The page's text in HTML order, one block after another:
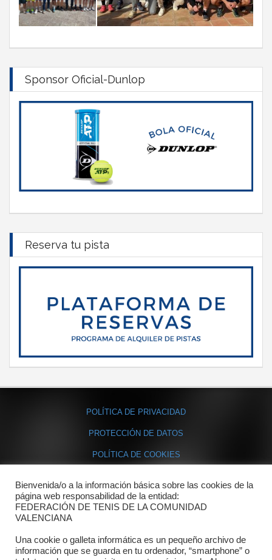
Sponsor Oficial-Dunlop
Reserva tu pista
POLÍTICA DE PRIVACIDAD
PROTECCIÓN DE DATOS
POLÍTICA DE COOKIES
Contacto
Dónde estamos
Directorio departamentos
Bienvenida/o a la información básica sobre las cookies de la
página web responsabilidad de la entidad:
FEDERACIÓN DE TENIS DE LA COMUNIDAD
VALENCIANA
Una cookie o galleta informática es un pequeño archivo de
información que se guarda en tu ordenador, “smartphone” o